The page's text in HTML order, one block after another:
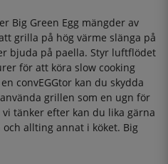
Big Green Egg mängder av
grilla på hög värme slänga på
bjuda på paella. Styr luftflödet
för att köra slow cooking
convEGGtor kan du skydda
grillen som en ugn för
tänker efter kan du lika gärna
allting annat i köket. Big